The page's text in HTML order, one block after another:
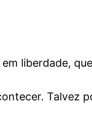
liberdade,
Talvez